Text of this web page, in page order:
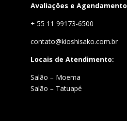
Avaliações e Agendamento
+ 55 11 99173-6500
contato@kioshisako.com.br
Locais de Atendimento:
Salão – Moema
Salão – Tatuapé